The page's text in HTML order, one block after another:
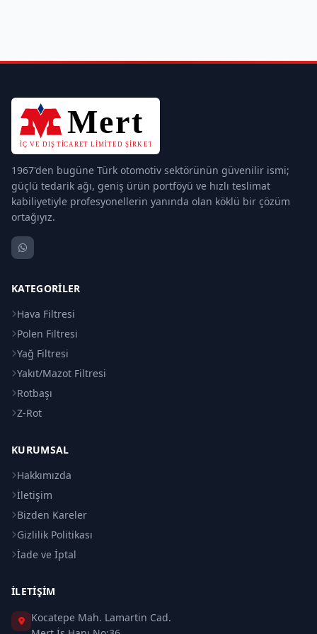
1967'den bugüne Türk otomotiv sektörünün güvenilir ismi;
güçlü tedarik ağı, geniş ürün portföyü ve hızlı teslimat
kabiliyetiyle profesyonellerin yanında olan köklü bir çözüm
ortağıyız.
KATEGORILER
Hava Filtresi
Polen Filtresi
Yağ Filtresi
Yakıt/Mazot Filtresi
Rotbaşı
Z-Rot
KURUMSAL
Hakkımızda
İletişim
Bizden Kareler
Gizlilik Politikası
İade ve İptal
İLETIŞIM
Kocatepe Mah. Lamartin Cad.